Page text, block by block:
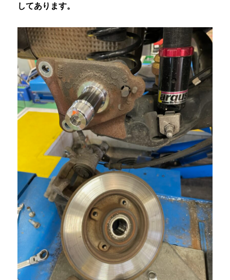
してあります。